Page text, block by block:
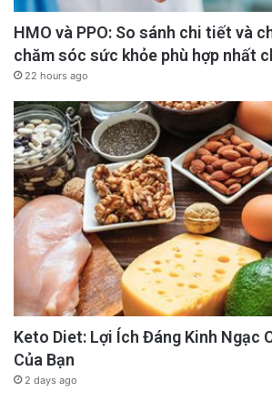
HMO và PPO: So sánh chi tiết và
chăm sóc sức khỏe phù hợp nhất
22 hours ago
Keto Diet: Lợi Ích Đáng Kinh Ngạc
Của Bạn
2 days ago